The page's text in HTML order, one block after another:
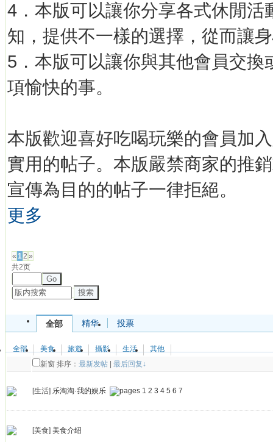
4．本版可以讓你分享各式休閒
知，提供不一樣的選擇，從而讓
5．本版可以讓你與其他會員交
項愉快的事。
本版歡迎喜好吃喝玩樂的會員加
實用的帖子。本版嚴禁商家的推
宣傳為目的的帖子一律拒絕。
更多
« 12 »
共2页
Go
搜索
全部 精华 投票
全部 美食 旅遊 攝影 生活
其他
新窗 排序： 最新发帖 最后回复↓
[生活] 乐淘淘·我的娱乐 1 2 3 4 5 6 7
[美食] 美食介绍